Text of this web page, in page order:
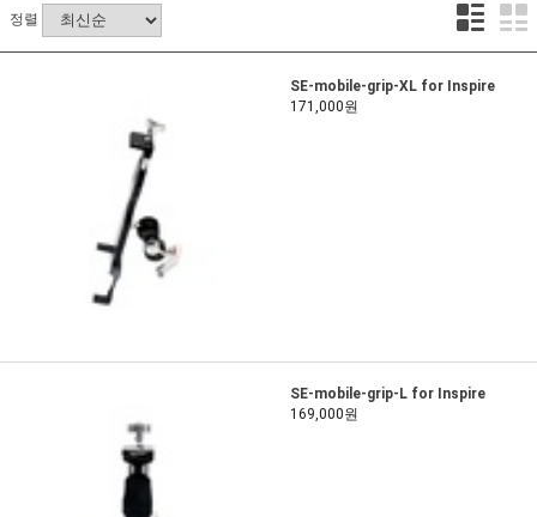
정렬
SE-mobile-grip-XL for Inspire
171,000원
SE-mobile-grip-L for Inspire
169,000원